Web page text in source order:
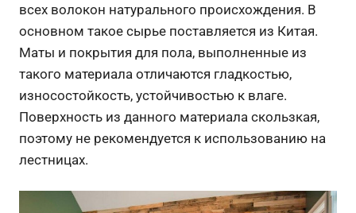
всех волокон натурального происхождения. В
основном такое сырье поставляется из Китая.
Маты и покрытия для пола, выполненные из
такого материала отличаются гладкостью,
износостойкость, устойчивостью к влаге.
Поверхность из данного материала скользкая,
поэтому не рекомендуется к использованию на
лестницах.